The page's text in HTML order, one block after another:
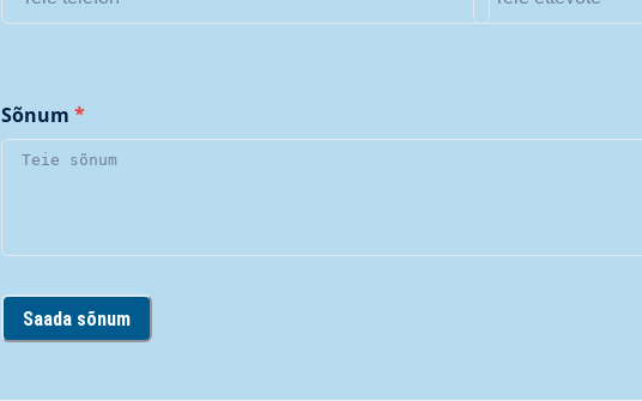
Sõnum *
Saada sõnum